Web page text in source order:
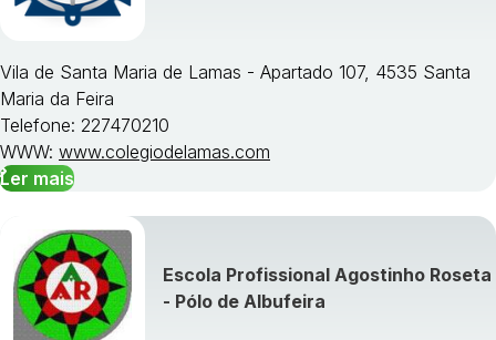
Vila de Santa Maria de Lamas - Apartado 107, 4535 Santa
Maria da Feira
Telefone: 227470210
WWW: www.colegiodelamas.com
Ler mais
Escola Profissional Agostinho Roseta
- Pólo de Albufeira